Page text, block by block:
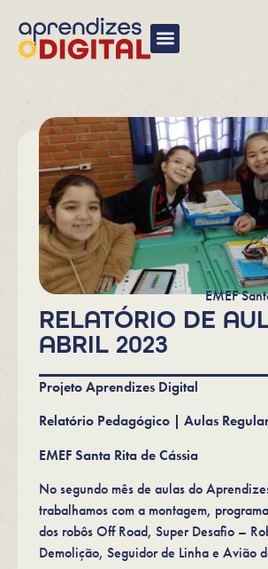
EMEF
RELATÓRIO DE
ABRIL 2023
Projeto Aprendizes Digital
Relatório Pedagógico | Aulas
EMEF Santa Rita de Cássia
No segundo mês de aulas do
trabalhamos com a montagem,
dos robôs Off Road, Super Desafio –
Demolição, Seguidor de Linha e Avião